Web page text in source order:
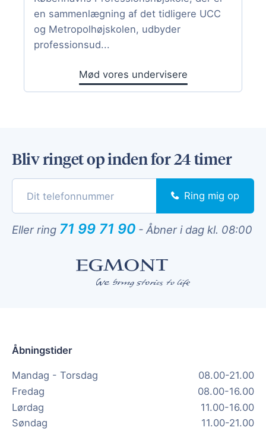
en sammenlægning af det tidligere UCC
og Metropolhøjskolen, udbyder
professionsud...
Mød vores undervisere
Bliv ringet op inden for 24 timer
Ring mig op
Eller ring 71 99 71 90 - Åbner i dag kl. 08:00
Åbningstider
Mandag - Torsdag
08.00-21.00
Fredag
08.00-16.00
Lørdag
11.00-16.00
Søndag
11.00-21.00